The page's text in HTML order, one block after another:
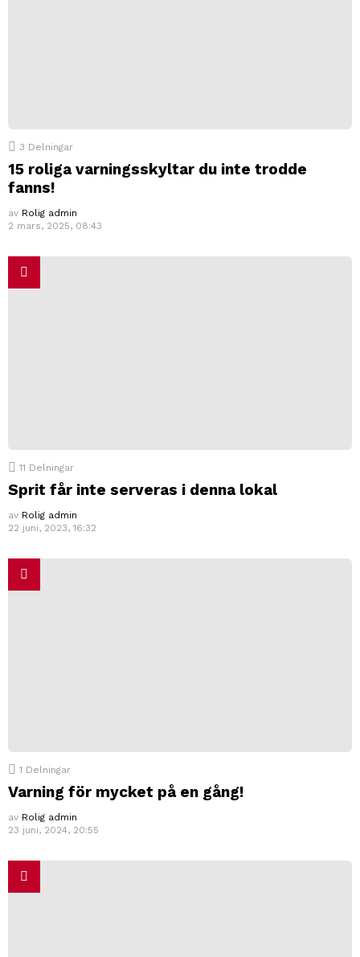
3 Delningar
15 roliga varningsskyltar du inte trodde
fanns!
av Rolig admin
2 mars, 2025, 08:43
11 Delningar
Sprit får inte serveras i denna lokal
av Rolig admin
22 juni, 2023, 16:32
1 Delningar
Varning för mycket på en gång!
av Rolig admin
23 juni, 2024, 20:55